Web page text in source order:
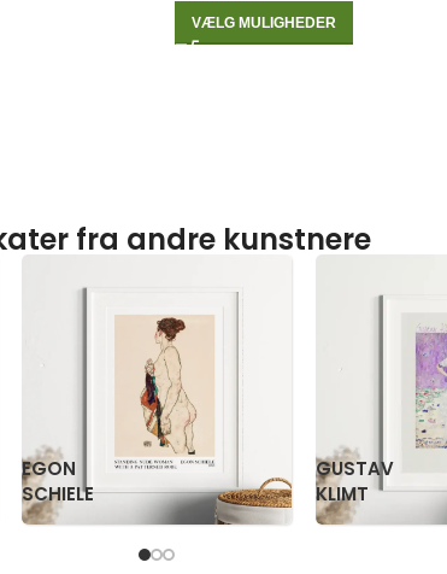
VÆLG MULIGHEDER
fra andre kunstnere
PAUL
KLEE
PS
KRØYER